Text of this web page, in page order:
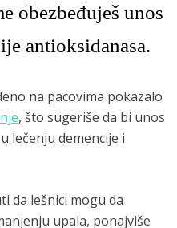
obezbeđuješ unos
antioksidanasa.
na pacovima pokazalo
, što sugeriše da bi unos
lečenju demencije i
da lešnici mogu da
upala, ponajviše